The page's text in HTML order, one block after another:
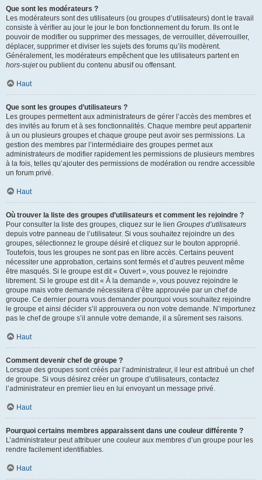
Que sont les modérateurs ?
Les modérateurs sont des utilisateurs (ou groupes d’utilisateurs) dont le travail
consiste à vérifier au jour le jour le bon fonctionnement du forum. Ils ont le
pouvoir de modifier ou supprimer des messages, de verrouiller, déverrouiller,
déplacer, supprimer et diviser les sujets des forums qu’ils modèrent.
Généralement, les modérateurs empêchent que les utilisateurs partent en
hors-sujetou publient du contenu abusif ou offensant.
Haut
Que sont les groupes d’utilisateurs ?
Les groupes permettent aux administrateurs de gérer l’accès des membres et
des invités au forum et à ses fonctionnalités. Chaque membre peut appartenir
à un ou plusieurs groupes et chaque groupe peut avoir ses permissions. La
gestion des membres par l’intermédiaire des groupes permet aux
administrateurs de modifier rapidement les permissions de plusieurs membres
à la fois, telles qu’ajouter des permissions de modération ou rendre accessible
un forum privé.
Haut
Où trouver la liste des groupes d’utilisateurs et comment les rejoindre ?
Pour consulter la liste des groupes, cliquez sur le lien Groupes d’utilisateurs
depuis votre panneau de l’utilisateur. Si vous souhaitez rejoindre un des
groupes, sélectionnez le groupe désiré et cliquez sur le bouton approprié.
Toutefois, tous les groupes ne sont pas en libre accès. Certains peuvent
nécessiter une approbation, certains sont fermés et d’autres peuvent même
être masqués. Si le groupe est dit « Ouvert », vous pouvez le rejoindre
librement. Si le groupe est dit « À la demande », vous pouvez rejoindre le
groupe mais votre demande nécessitera d’être approuvée par un chef de
groupe. Ce dernier pourra vous demander pourquoi vous souhaitez rejoindre
le groupe et ainsi décider s’il approuvera ou non votre demande. N’importunez
pas le chef de groupe s’il annule votre demande, il a sûrement ses raisons.
Haut
Comment devenir chef de groupe ?
Lorsque des groupes sont créés par l’administrateur, il leur est attribué un chef
de groupe. Si vous désirez créer un groupe d’utilisateurs, contactez
l’administrateur en premier lieu en lui envoyant un message privé.
Haut
Pourquoi certains membres apparaissent dans une couleur différente ?
L’administrateur peut attribuer une couleur aux membres d’un groupe pour les
rendre facilement identifiables.
Haut